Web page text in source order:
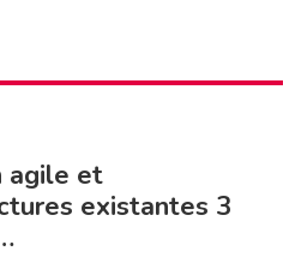
agile et
existantes 3